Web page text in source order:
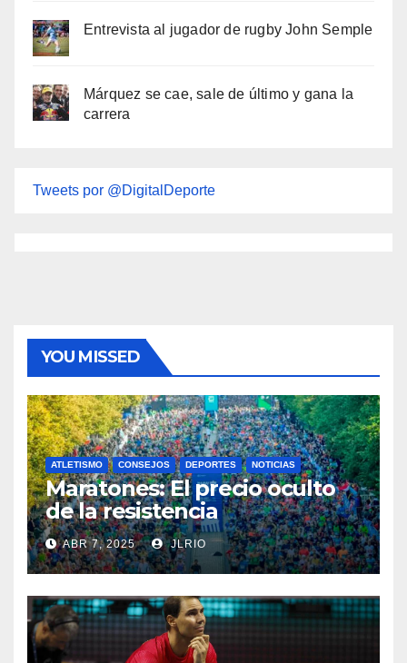
Entrevista al jugador de rugby John Semple
Márquez se cae, sale de último y gana la
carrera
Tweets por @DigitalDeporte
YOU MISSED
ATLETISMO CONSEJOS DEPORTES NOTICIAS
Maratones: El precio oculto
de la resistencia
ABR 7, 2025 JLRIO